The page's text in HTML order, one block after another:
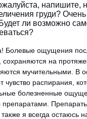
напишите,
груди?
ли возможно
Болевые ощущения
сохраняются на
мучительными. В
чувство распирания,
болезненные
я всегда остаюсь